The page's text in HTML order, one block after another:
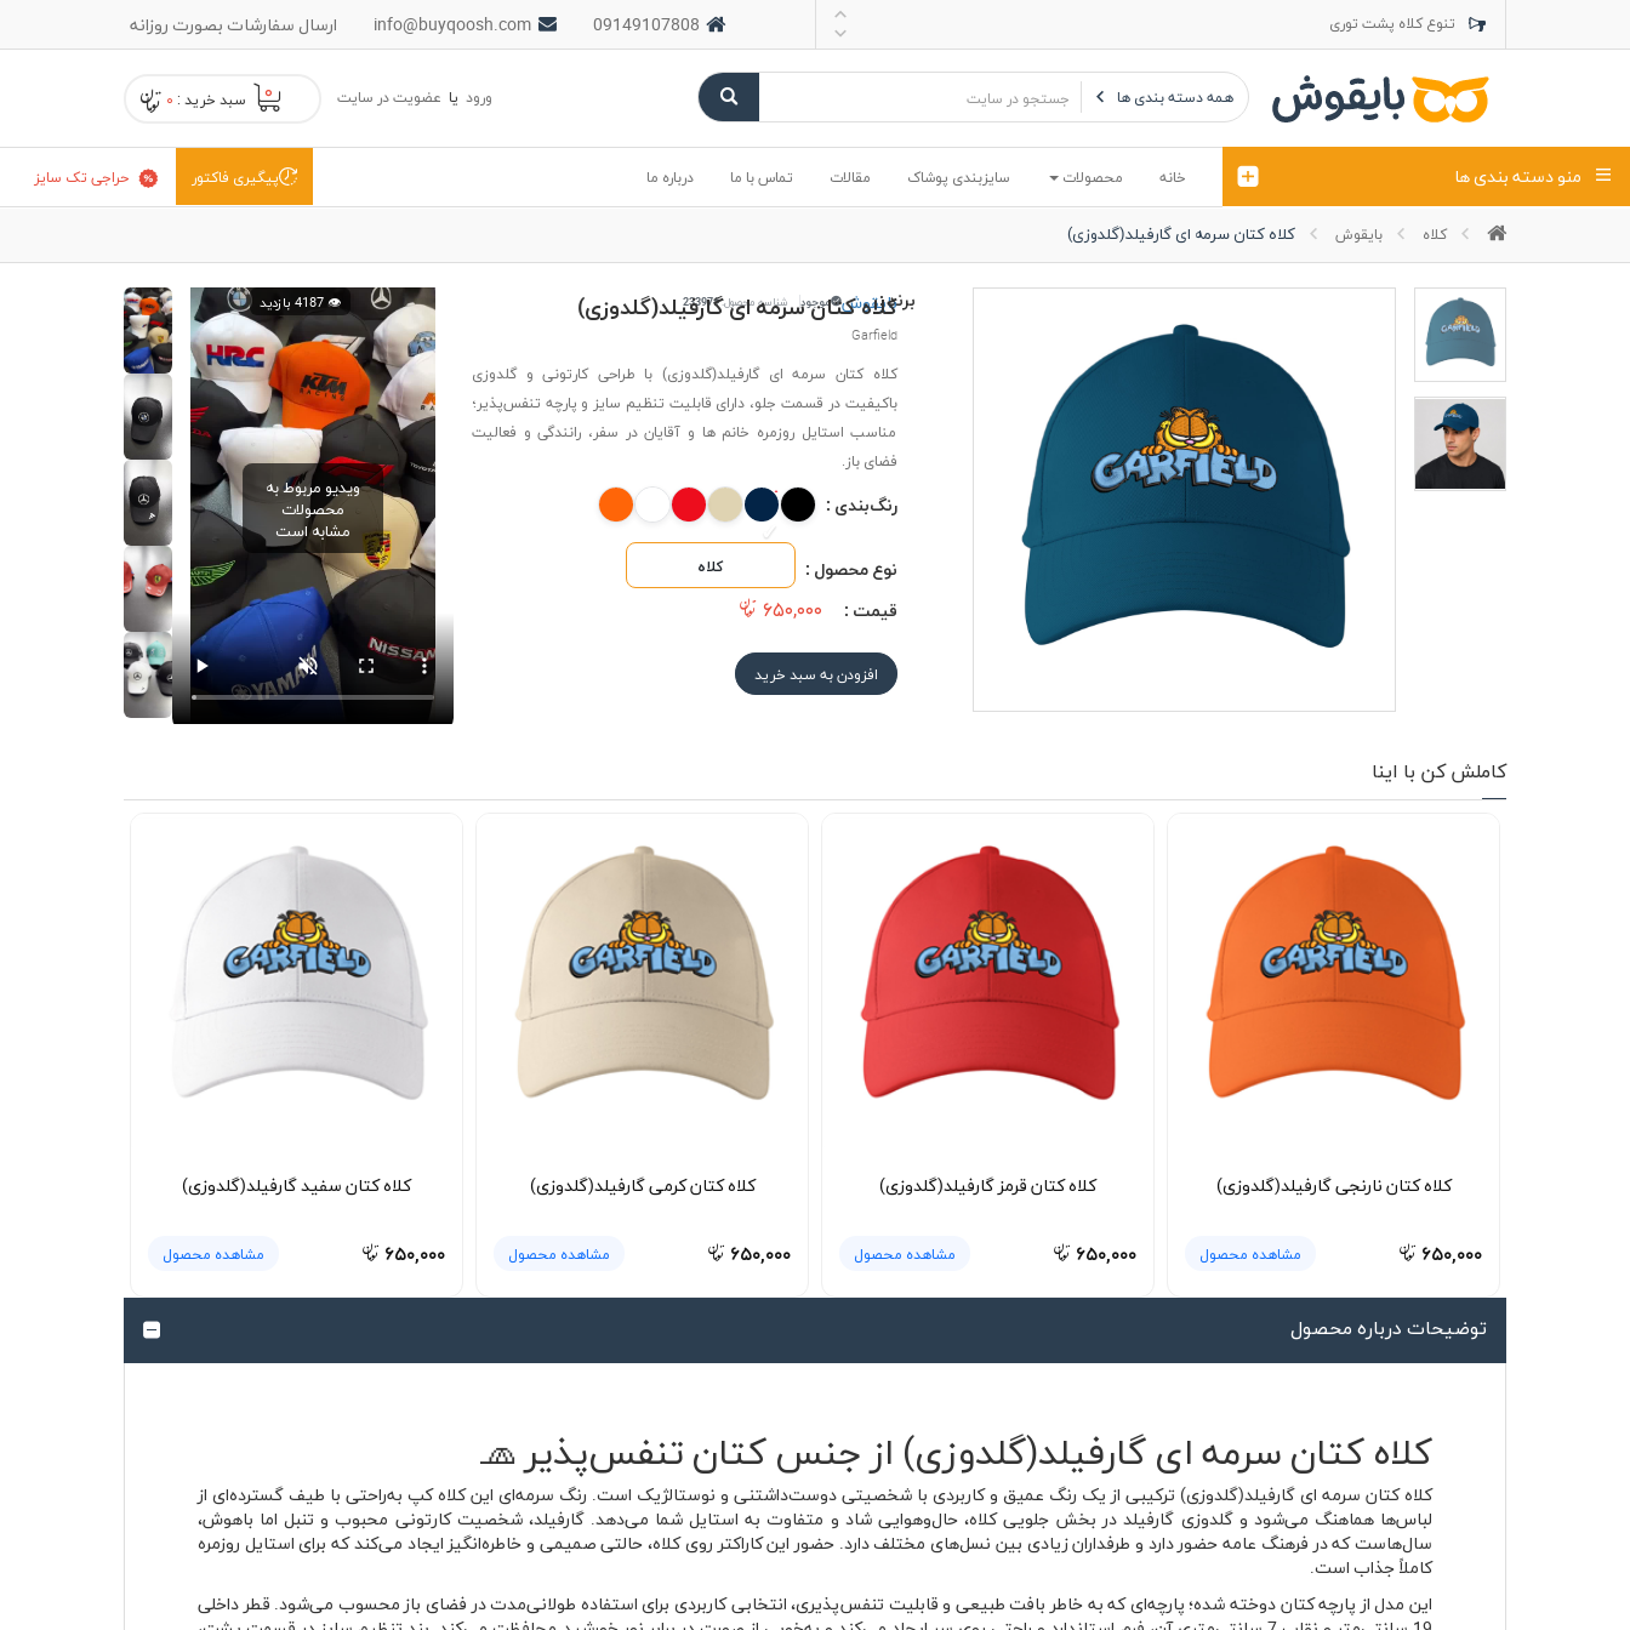
تنوع کلاه پشت توری
تنوع کلاه کتان
تنوع تراول ماک
ارسال سفارشات بصورت روزانه info@buyqoosh.com 09149107808
همه دسته بندی ها ۰ سبد خرید : ۰ ورود یا عضویت در سایت
حراجی تک سایز پیگیری فاکتور خانه محصولات سایزبندی پوشاک مقالات تماس با ما درباره ما منو دسته بندی ها
پولوشرت آستین بلند
گردنی کلاه شو
کلاه بایقوش کلاه کتان سرمه ای گارفیلد(گلدوزی)
کلاه کتان سرمه ای گارفیلد(گلدوزی)
Garfield
برند :بایقوش موجود شناسه محصول:#23397
کلاه کتان سرمه ای گارفیلد(گلدوزی) با طراحی کارتونی و گلدوزی
باکیفیت در قسمت جلو، دارای قابلیت تنظیم سایز و پارچه تنفس‌پذیر؛
مناسب استایل روزمره خانم ها و آقایان در سفر، رانندگی و فعالیت
فضای باز.
رنگ‌بندی :
نوع محصول : کلاه
قیمت : ۶۵۰,۰۰۰
افزودن به سبد خرید
👁️ 4187 بازدید
ویدیو مربوط به
محصولات
مشابه است
کاملش کن با اینا
کلاه کتان نارنجی گارفیلد(گلدوزی)
۶۵۰,۰۰۰ مشاهده محصول
کلاه کتان قرمز گارفیلد(گلدوزی)
۶۵۰,۰۰۰ مشاهده محصول
کلاه کتان کرمی گارفیلد(گلدوزی)
۶۵۰,۰۰۰ مشاهده محصول
کلاه کتان سفید گارفیلد(گلدوزی)
۶۵۰,۰۰۰ مشاهده محصول
توضیحات درباره محصول
کلاه کتان سرمه ای گارفیلد(گلدوزی) از جنس کتان تنفس‌پذیر 🧢
کلاه کتان سرمه ای گارفیلد(گلدوزی) ترکیبی از یک رنگ عمیق و کاربردی با شخصیتی دوست‌داشتنی و نوستالژیک است. رنگ سرمه‌ای این کلاه کپ به‌راحتی با طیف گسترده‌ای از
لباس‌ها هماهنگ می‌شود و گلدوزی گارفیلد در بخش جلویی کلاه، حال‌وهوایی شاد و متفاوت به استایل شما می‌دهد. گارفیلد، شخصیت کارتونی محبوب و تنبل اما باهوش،
سال‌هاست که در فرهنگ عامه حضور دارد و طرفداران زیادی بین نسل‌های مختلف دارد. حضور این کاراکتر روی کلاه، حالتی صمیمی و خاطره‌انگیز ایجاد می‌کند که برای استایل روزمره
کاملاً جذاب است.
این مدل از پارچه کتان دوخته شده؛ پارچه‌ای که به خاطر بافت طبیعی و قابلیت تنفس‌پذیری، انتخابی کاربردی برای استفاده طولانی‌مدت در فضای باز محسوب می‌شود. قطر داخلی